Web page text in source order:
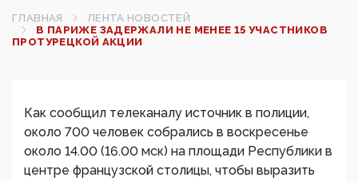
ГЛАВНАЯ
ЛЕНТА НОВОСТЕЙ
В ПАРИЖЕ ЗАДЕРЖАЛИ НЕ МЕНЕЕ 15 УЧАСТНИКОВ
ПРОТУРЕЦКОЙ АКЦИИ
Как сообщил телеканалу источник в полиции,
около 700 человек собрались в воскресенье
около 14.00 (16.00 мск) на площади Республики в
центре французской столицы, чтобы выразить